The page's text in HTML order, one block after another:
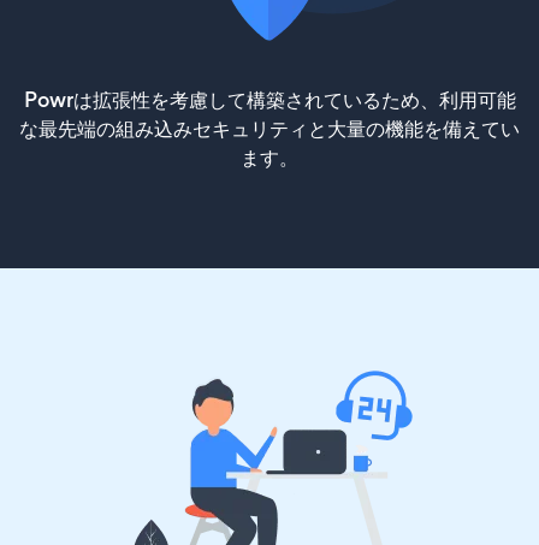
Powrは拡張性を考慮して構築されているため、利用可能
な最先端の組み込みセキュリティと大量の機能を備えてい
ます。